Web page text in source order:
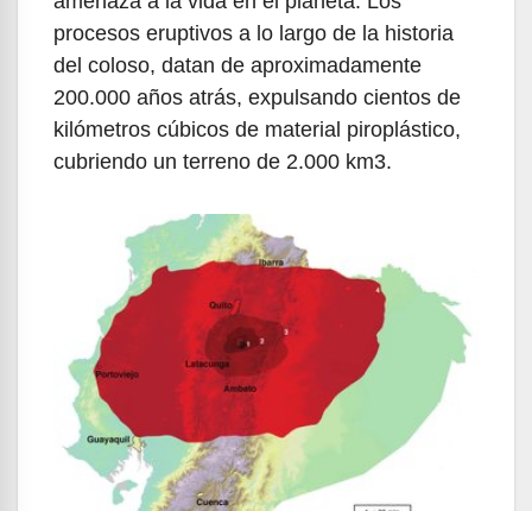
procesos eruptivos a lo largo de la historia
del coloso, datan de aproximadamente
200.000 años atrás, expulsando cientos de
kilómetros cúbicos de material piroplástico,
cubriendo un terreno de 2.000 km3.